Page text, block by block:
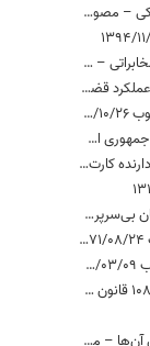
آیین‌نامه اجرایی ماده (32) قانون تجارت الکترونیکی – مصوب 1386/06/11
آیین‌نامه نحوه استفاده از سامانه‌های رایانه‌ای یا مخابراتی – مصوب 1395/05/24
آیین‌نامه نحوه بازرسی، نظارت و ارزشیابی رفتار و عملکرد قضات – مصوب 1392/02/25
آیین‌نامه اجرایی حمایت از شهود و مطلعان – مصوب 1394/10/26
قانون نحوه اجرای اصول 85 و 138 قانون اساسی جمهوری اسلامی ایران در رابطه با‌ مسئولیت‌های رئیس مجلس شورای اسلامی – مصوب 1368/10/26
آیین‌نامه‌ ازدواج‌ مردان‌ ایرانی‌ با زنان‌ خارجی‌ آواره‌ (دارنده کارت هویت ویژه اتباع خارجه) – مصوب 1382/01/24
آیین‌نامه اجرایی قانون حمایت از کودکان و نوجوانان بی‌سرپرست و بدسرپرست – مصوب 1394/04/14
قانون تامین زنان و کودکان بی‌سرپرست – مصوب 1371/08/24
قانون دائمی شدن قانون مجازات اسلامی – مصوب 1397/03/09
آیین‌نامه اجرایی قانون الحاق یک تبصره به ماده 1082 قانون مدنی – مصوب 1377/02/13
قانون حفظ اعتبار اسناد سجلی و جلوگیری از تزلزل آن‌ها – مصوب 1367/11/12